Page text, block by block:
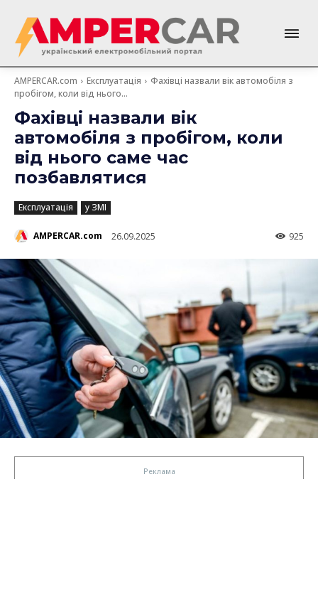
AMPERCAR.com Експлуатація
Фахівці назвали вік автомобіля з
пробігом, коли від нього...
Фахівці назвали вік
автомобіля з пробігом, коли
від нього саме час
позбавлятися
Експлуатація у ЗМІ
AMPERCAR.com 26.09.2025 925